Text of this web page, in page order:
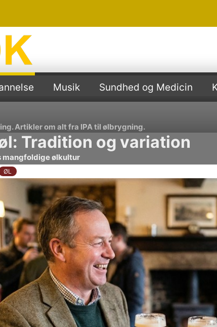
Musik Sundhed og Medicin
Artikler om alt fra IPA til ølbrygning.
Tradition og variation
mangfoldige ølkultur
ØL